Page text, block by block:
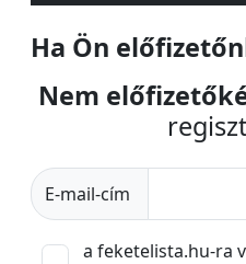
Ha Ön
Nem
E-mail-cím
a feketelista.hu-ra